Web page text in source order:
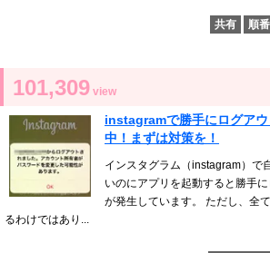
共有
順番
101,309 view
instagramで勝手にログア
中！まずは対策を！
インスタグラム（instagram）で
いのにアプリを起動すると勝手
が発生しています。 ただし、全
るわけではあり...